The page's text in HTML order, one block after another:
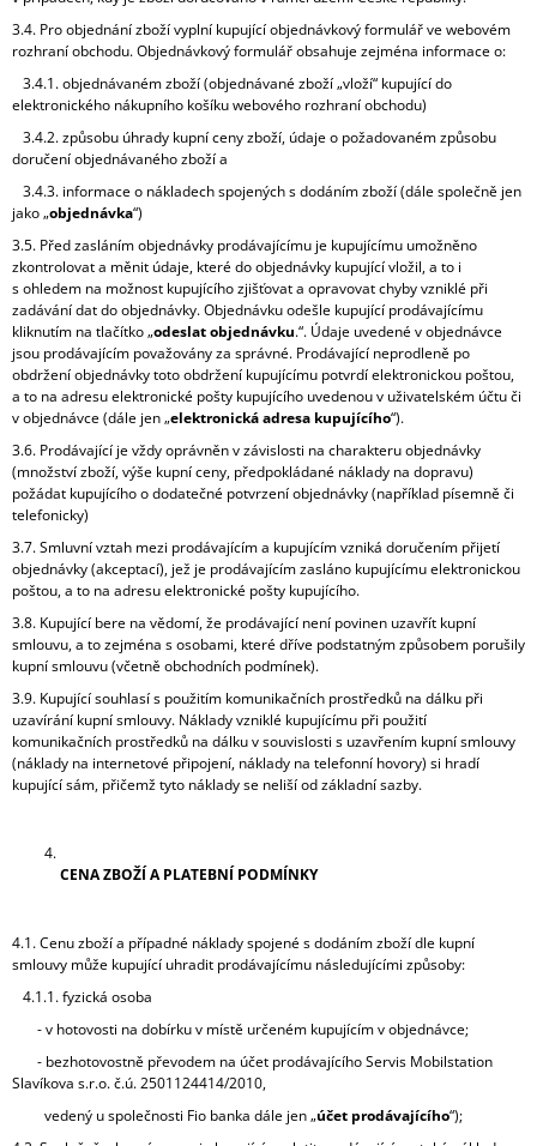
3.4. Pro objednání zboží vyplní kupující objednávkový formulář ve webovém
rozhraní obchodu. Objednávkový formulář obsahuje zejména informace o:
3.4.1. objednávaném zboží (objednávané zboží „vloží“ kupující do
elektronického nákupního košíku webového rozhraní obchodu)
3.4.2. způsobu úhrady kupní ceny zboží, údaje o požadovaném způsobu
doručení objednávaného zboží a
3.4.3. informace o nákladech spojených s dodáním zboží (dále společně jen
jako „objednávka“)
3.5. Před zasláním objednávky prodávajícímu je kupujícímu umožněno
zkontrolovat a měnit údaje, které do objednávky kupující vložil, a to i
s ohledem na možnost kupujícího zjišťovat a opravovat chyby vzniklé při
zadávání dat do objednávky. Objednávku odešle kupující prodávajícímu
kliknutím na tlačítko „odeslat objednávku.“. Údaje uvedené v objednávce
jsou prodávajícím považovány za správné. Prodávající neprodleně po
obdržení objednávky toto obdržení kupujícímu potvrdí elektronickou poštou,
a to na adresu elektronické pošty kupujícího uvedenou v uživatelském účtu či
v objednávce (dále jen „elektronická adresa kupujícího“).
3.6. Prodávající je vždy oprávněn v závislosti na charakteru objednávky
(množství zboží, výše kupní ceny, předpokládané náklady na dopravu)
požádat kupujícího o dodatečné potvrzení objednávky (například písemně či
telefonicky)
3.7. Smluvní vztah mezi prodávajícím a kupujícím vzniká doručením přijetí
objednávky (akceptací), jež je prodávajícím zasláno kupujícímu elektronickou
poštou, a to na adresu elektronické pošty kupujícího.
3.8. Kupující bere na vědomí, že prodávající není povinen uzavřít kupní
smlouvu, a to zejména s osobami, které dříve podstatným způsobem porušily
kupní smlouvu (včetně obchodních podmínek).
3.9. Kupující souhlasí s použitím komunikačních prostředků na dálku při
uzavírání kupní smlouvy. Náklady vzniklé kupujícímu při použití
komunikačních prostředků na dálku v souvislosti s uzavřením kupní smlouvy
(náklady na internetové připojení, náklady na telefonní hovory) si hradí
kupující sám, přičemž tyto náklady se neliší od základní sazby.
CENA ZBOŽÍ A PLATEBNÍ PODMÍNKY
4.1. Cenu zboží a případné náklady spojené s dodáním zboží dle kupní
smlouvy může kupující uhradit prodávajícímu následujícími způsoby:
4.1.1. fyzická osoba
- v hotovosti na dobírku v místě určeném kupujícím v objednávce;
- bezhotovostně převodem na účet prodávajícího Servis Mobilstation
Slavíkova s.r.o. č.ú. 2501124414/2010,
vedený u společnosti Fio banka dále jen „účet prodávajícího“);